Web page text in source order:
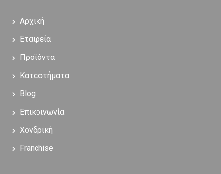
Αρχική
Εταιρεία
Προϊόντα
Καταστήματα
Blog
Επικοινωνία
Χονδρική
Franchise